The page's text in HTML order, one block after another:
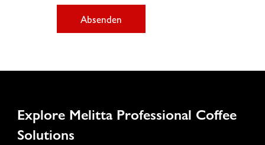
Absenden
Explore Melitta Professional Coffee
Solutions